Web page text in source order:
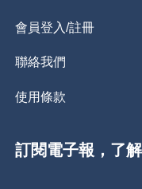
會員登入/註冊
聯絡我們
使用條款
訂閱電子報，了